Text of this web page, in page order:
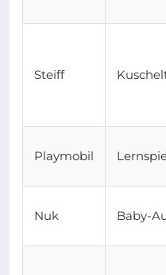
Steiff
Playmobil
Nuk Baby-